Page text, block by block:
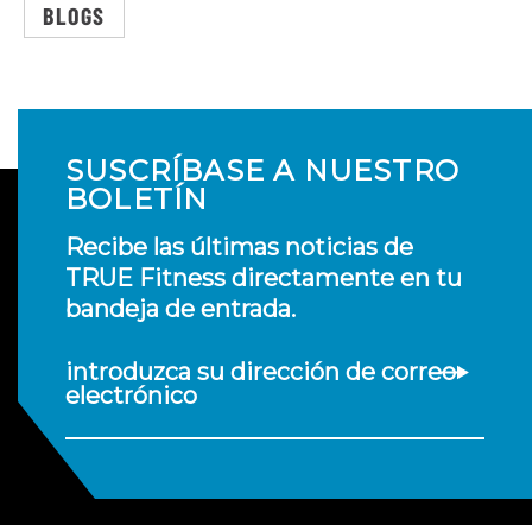
BLOGS
SUSCRÍBASE A NUESTRO
BOLETÍN
Recibe las últimas noticias de
TRUE Fitness directamente en tu
bandeja de entrada.
introduzca su dirección de correo
electrónico